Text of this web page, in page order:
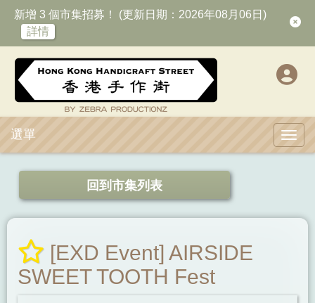
新增 3 個市集招募！ (更新日期：2026年08月06日)
詳情
選單
回到市集列表
[EXD Event] AIRSIDE
SWEET TOOTH Fest